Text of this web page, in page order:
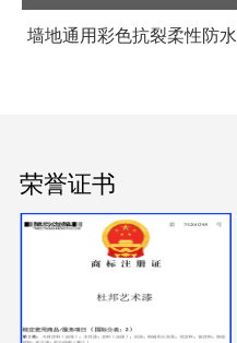
墙地通用彩色抗裂柔性防水
荣誉证书